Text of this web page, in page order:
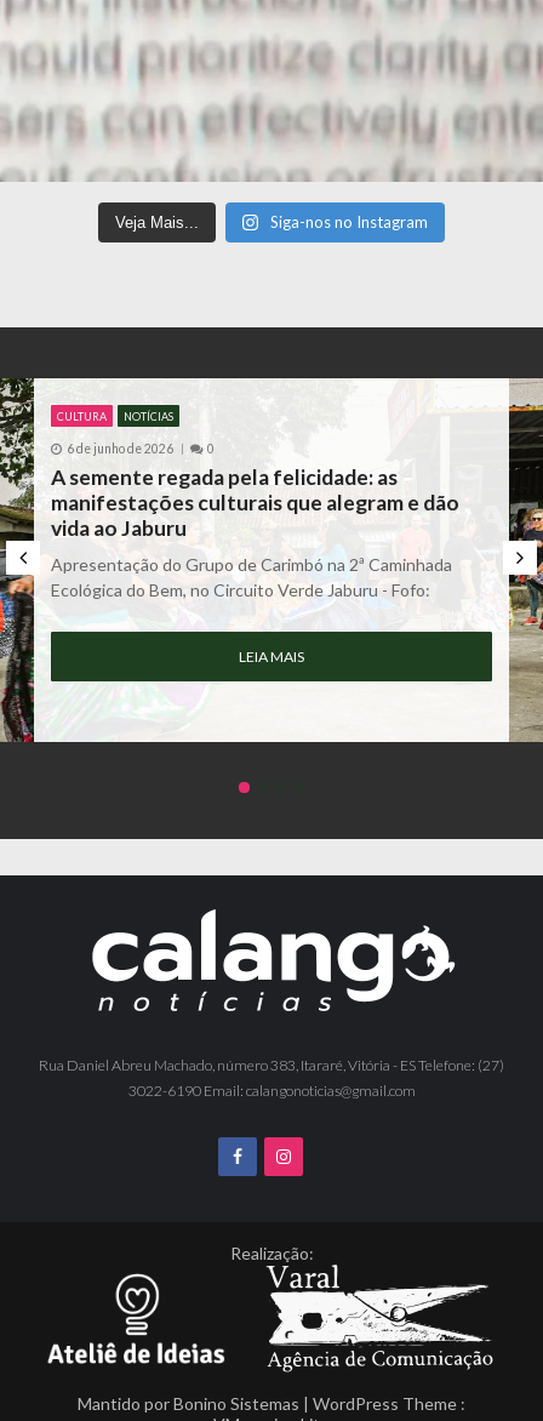
Veja Mais... Siga-nos no Instagram
CULTURA NOTÍCIAS
6 de junho de 2026 0
A semente regada pela felicidade: as
manifestações culturais que alegram e dão
vida ao Jaburu
Apresentação do Grupo de Carimbó na 2ª Caminhada
Ecológica do Bem, no Circuito Verde Jaburu - Fofo:
LEIA MAIS
Rua Daniel Abreu Machado, número 383, Itararé, Vitória - ES Telefone: (27)
3022-6190 Email: calangonoticias@gmail.com
Realização:
Mantido porBonino Sistemas | WordPress Theme :